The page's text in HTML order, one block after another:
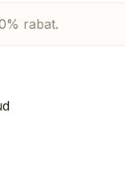
rabat.